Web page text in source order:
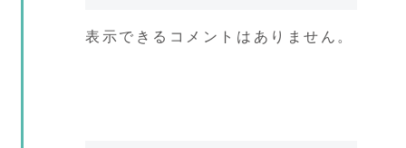
表示できるコメントはありません。